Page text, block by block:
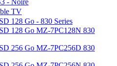
- Noire
TV
128 Go - 830 Series
128 Go MZ-7PC128N 830
256 Go MZ-7PC256D 830